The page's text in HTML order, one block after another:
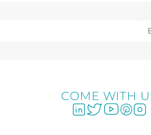
COME WITH